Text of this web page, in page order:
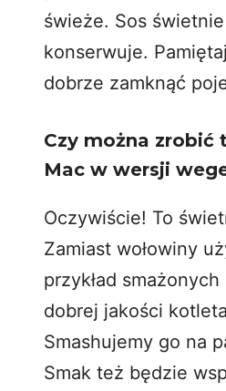
świeże. Sos
konserwuje.
dobrze zamknąć
Czy można zrobić
Mac w wersji
Oczywiście! To
Zamiast wołowiny
przykład
dobrej jakości
Smashujemy go na
Smak też będzie